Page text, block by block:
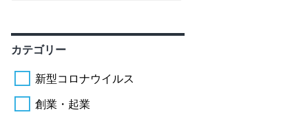
カテゴリー
新型コロナウイルス
創業・起業